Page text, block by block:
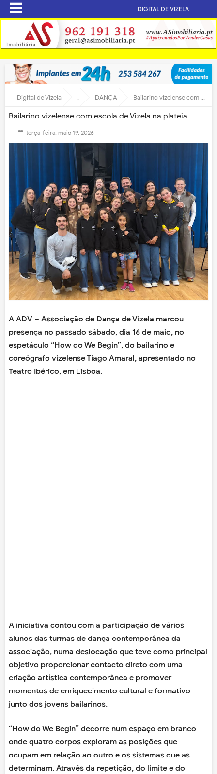
DIGITAL DE VIZELA
Digital de Vizela . DANÇA Bailarino vizelense com escola de Vizela na plateia
Bailarino vizelense com escola de Vizela na plateia
terça-feira, maio 19, 2026
A ADV – Associação de Dança de Vizela marcou
presença no passado sábado, dia 16 de maio, no
espetáculo “How do We Begin”, do bailarino e
coreógrafo vizelense Tiago Amaral, apresentado no
Teatro Ibérico, em Lisboa.
A iniciativa contou com a participação de vários
alunos das turmas de dança contemporânea da
associação, numa deslocação que teve como principal
objetivo proporcionar contacto direto com uma
criação artística contemporânea e promover
momentos de enriquecimento cultural e formativo
junto dos jovens bailarinos.
“How do We Begin” decorre num espaço em branco
onde quatro corpos exploram as posições que
ocupam em relação ao outro e os sistemas que as
determinam. Através da repetição, do limite e do